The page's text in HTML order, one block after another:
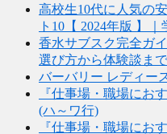
高校生10代に人気の
ト10【 2024年版 】｜
香水サブスク完全ガ
選び方から体験談まで
バーバリー レディー
『仕事場・職場にお
(ハ～ワ行)
『仕事場・職場にお